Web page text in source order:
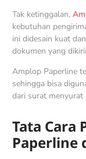
Tak ketinggalan,
kebutuhan
ini didesain kuat
dokumen yang
Amplop Paperline
sehingga bisa
dari surat
Tata Cara
Paperline